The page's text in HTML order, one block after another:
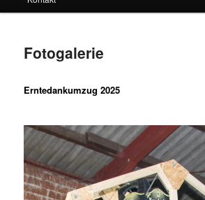
Fotogalerie
Erntedankumzug 2025